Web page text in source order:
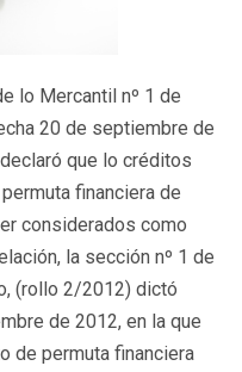
lo Mercantil nº 1 de
20 de septiembre de
que lo créditos
financiera de
considerados como
la sección nº 1 de
(rollo 2/2012) dictó
de 2012, en la que
de permuta financiera